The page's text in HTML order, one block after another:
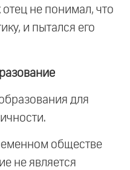
не понимал, что
и пытался его
для
обществе
не является